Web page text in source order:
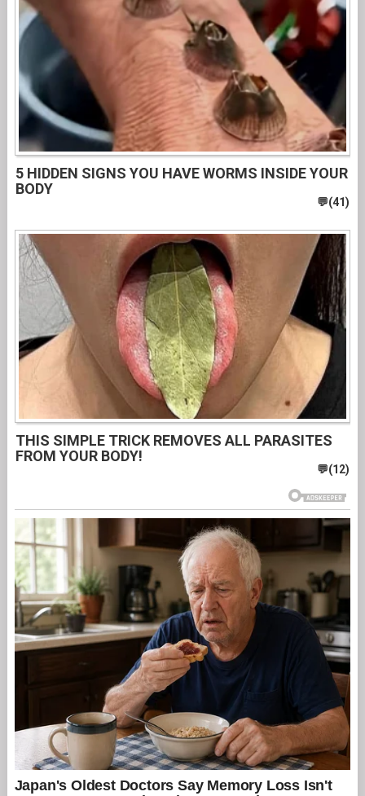
5 HIDDEN SIGNS YOU HAVE WORMS INSIDE YOUR
BODY
THIS SIMPLE TRICK REMOVES ALL PARASITES
FROM YOUR BODY!